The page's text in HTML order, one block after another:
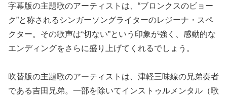
字幕版の主題歌のアーティストは、“ブロンクスのビョー
ク”と称されるシンガーソングライターのレジーナ・スペ
クター。その歌声は“切ない”という印象が強く、感動的な
エンディングをさらに盛り上げてくれるでしょう。
吹替版の主題歌のアーティストは、津軽三味線の兄弟奏者
である吉田兄弟。一部を除いてインストゥルメンタル（歌